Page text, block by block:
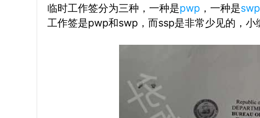
临时工作签分为三种，一种是pwp ，一种是swp
工作签是pwp和swp，而ssp是非常少见的，小